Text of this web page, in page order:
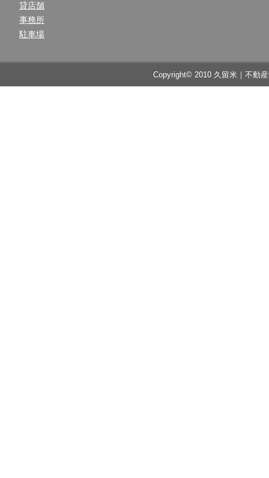
貸店舗
事務所
駐車場
Copyright© 2010 久留米｜不動